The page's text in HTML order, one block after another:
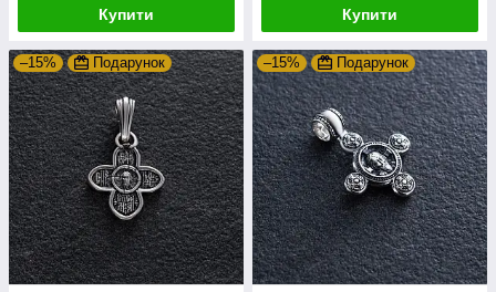
Купити Купити
–15% Подарунок –15% Подарунок